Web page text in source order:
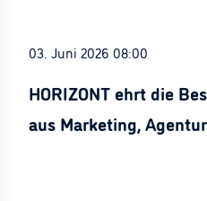
03. Juni 2026 08:00
HORIZONT ehrt die
aus Marketing,